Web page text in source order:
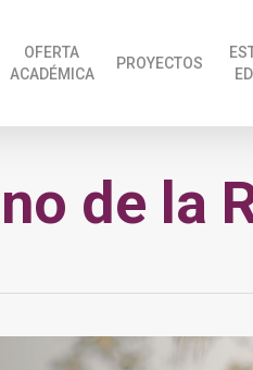
OFERTA
ACADÉMICA
PROYECTOS
de la